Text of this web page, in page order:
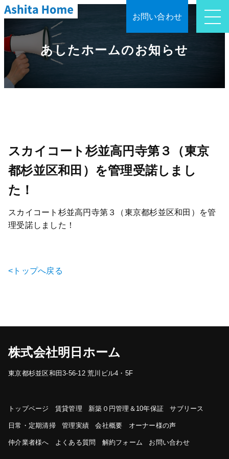
お問い合わせ
あしたホームのお知らせ
スカイコート杉並高円寺第３（東京
都杉並区和田）を管理受諾しまし
た！
スカイコート杉並高円寺第３（東京都杉並区和田）を管
理受諾しました！
<トップへ戻る
株式会社明日ホーム
東京都杉並区和田3-56-12 荒川ビル4・5F
トップページ 賃貸管理 新築０円管理＆10年保証 サブリース
日常・定期清掃 管理実績 会社概要 オーナー様の声
仲介業者様へ よくある質問 解約フォーム お問い合わせ